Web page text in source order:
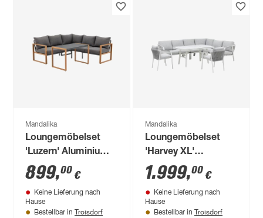
Mandalika
Loungemöbelset
'Luzern' Aluminium
dunkelgrau 3-teilig
899,00 €
Keine Lieferung nach
Hause
Bestellbar in Troisdorf
Mandalika
Loungemöbelset
'Harvey XL'
Aluminium hellgrau
6-teilig
1.999,00 €
Keine Lieferung nach
Hause
Bestellbar in Troisdorf